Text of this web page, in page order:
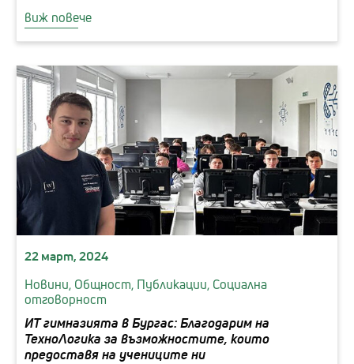
виж повече
22 март, 2024
Новини, Общност, Публикации, Социална
отговорност
ИТ гимназията в Бургас: Благодарим на
ТехноЛогика за възможностите, които
предоставя на учениците ни